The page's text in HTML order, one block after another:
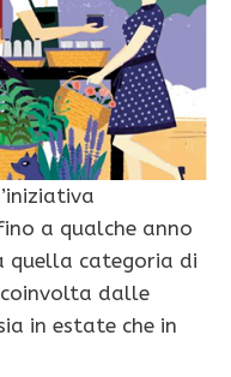
a qualche anno
quella categoria di
dalle
in estate che in